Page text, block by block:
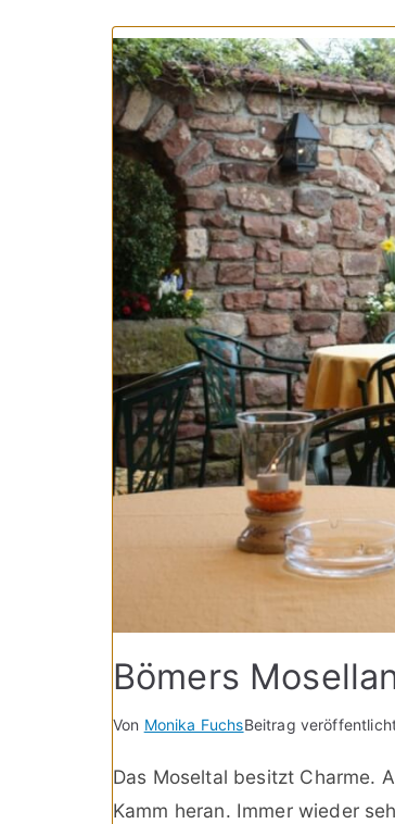
Bömers
Von Monika FuchsBeitrag
Das Moseltal besitzt Charme.
Kamm heran. Immer wieder